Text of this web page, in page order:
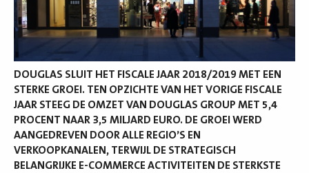
DOUGLAS SLUIT HET FISCALE JAAR 2018/2019 MET EEN
STERKE GROEI. TEN OPZICHTE VAN HET VORIGE FISCALE
JAAR STEEG DE OMZET VAN DOUGLAS GROUP MET 5,4
PROCENT NAAR 3,5 MILJARD EURO. DE GROEI WERD
AANGEDREVEN DOOR ALLE REGIO’S EN
VERKOOPKANALEN, TERWIJL DE STRATEGISCH
BELANGRIJKE E-COMMERCE ACTIVITEITEN DE STERKSTE